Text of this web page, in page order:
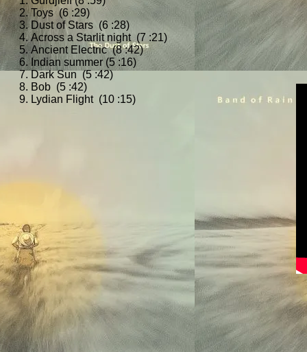
Toys (6 :29)
Dust of Stars (6 :28)
Across a Starlit night (7 :21)
Ancient Electric (8 :42)
Indian summer (5 :16)
Dark Sun (5 :42)
Bob (5 :42)
Lydian Flight (10 :15)